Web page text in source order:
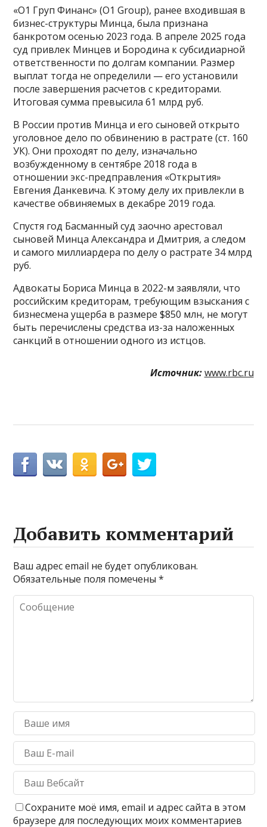
«О1 Груп Финанс» (O1 Group), ранее входившая в
бизнес-структуры Минца, была признана
банкротом осенью 2023 года. В апреле 2025 года
суд привлек Минцев и Бородина к субсидиарной
ответственности по долгам компании. Размер
выплат тогда не определили — его установили
после завершения расчетов с кредиторами.
Итоговая сумма превысила 61 млрд руб.
В России против Минца и его сыновей открыто
уголовное дело по обвинению в растрате (ст. 160
УК). Они проходят по делу, изначально
возбужденному в сентябре 2018 года в
отношении экс-предправления «Открытия»
Евгения Данкевича. К этому делу их привлекли в
качестве обвиняемых в декабре 2019 года.
Спустя год Басманный суд заочно арестовал
сыновей Минца Александра и Дмитрия, а следом
и самого миллиардера по делу о растрате 34 млрд
руб.
Адвокаты Бориса Минца в 2022-м заявляли, что
российским кредиторам, требующим взыскания с
бизнесмена ущерба в размере $850 млн, не могут
быть перечислены средства из-за наложенных
санкций в отношении одного из истцов.
Источник: www.rbc.ru
Добавить комментарий
Ваш адрес email не будет опубликован.
Обязательные поля помечены*
Сохраните моё имя, email и адрес сайта в этом
браузере для последующих моих комментариев